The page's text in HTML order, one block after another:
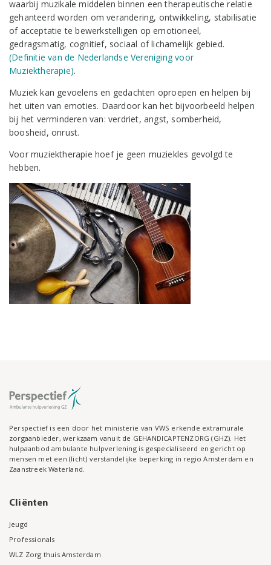
waarbij muzikale middelen binnen een therapeutische relatie
gehanteerd worden om verandering, ontwikkeling, stabilisatie
of acceptatie te bewerkstelligen op emotioneel,
gedragsmatig, cognitief, sociaal of lichamelijk gebied.
(Definitie van de Nederlandse Vereniging voor
Muziektherapie).
Muziek kan gevoelens en gedachten oproepen en helpen bij
het uiten van emoties. Daardoor kan het bijvoorbeeld helpen
bij het verminderen van: verdriet, angst, somberheid,
boosheid, onrust.
Voor muziektherapie hoef je geen muziekles gevolgd te
hebben.
Perspectief is een door het ministerie van VWS erkende extramurale
zorgaanbieder, werkzaam vanuit de GEHANDICAPTENZORG (GHZ). Het
hulpaanbod ambulante hulpverlening is gespecialiseerd en gericht op
mensen met een (licht) verstandelijke beperking in regio Amsterdam en
Zaanstreek Waterland.
Cliënten
Jeugd
Professionals
WLZ Zorg thuis Amsterdam